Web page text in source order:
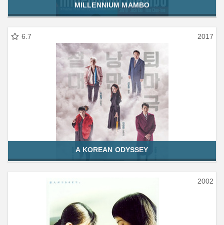
MILLENNIUM MAMBO
6.7 2017
A KOREAN ODYSSEY
2002